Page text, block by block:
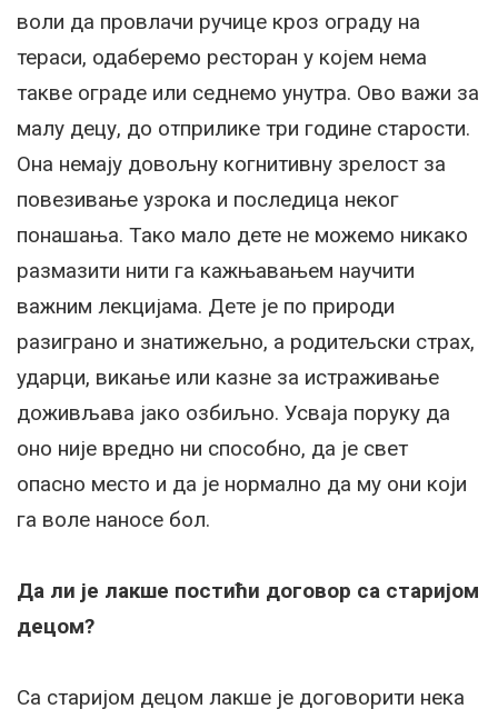
воли да провлачи ручице кроз ограду на
тераси, одаберемо ресторан у којем нема
такве ограде или седнемо унутра. Ово важи за
малу децу, до отприлике три године старости.
Она немају довољну когнитивну зрелост за
повезивање узрока и последица неког
понашања. Тако мало дете не можемо никако
размазити нити га кажњавањем научити
важним лекцијама. Дете је по природи
разиграно и знатижељно, а родитељски страх,
ударци, викање или казне за истраживање
доживљава јако озбиљно. Усваја поруку да
оно није вредно ни способно, да је свет
опасно место и да је нормално да му они који
га воле наносе бол.
Да ли је лакше постићи договор са старијом
децом?
Са старијом децом лакше је договорити нека